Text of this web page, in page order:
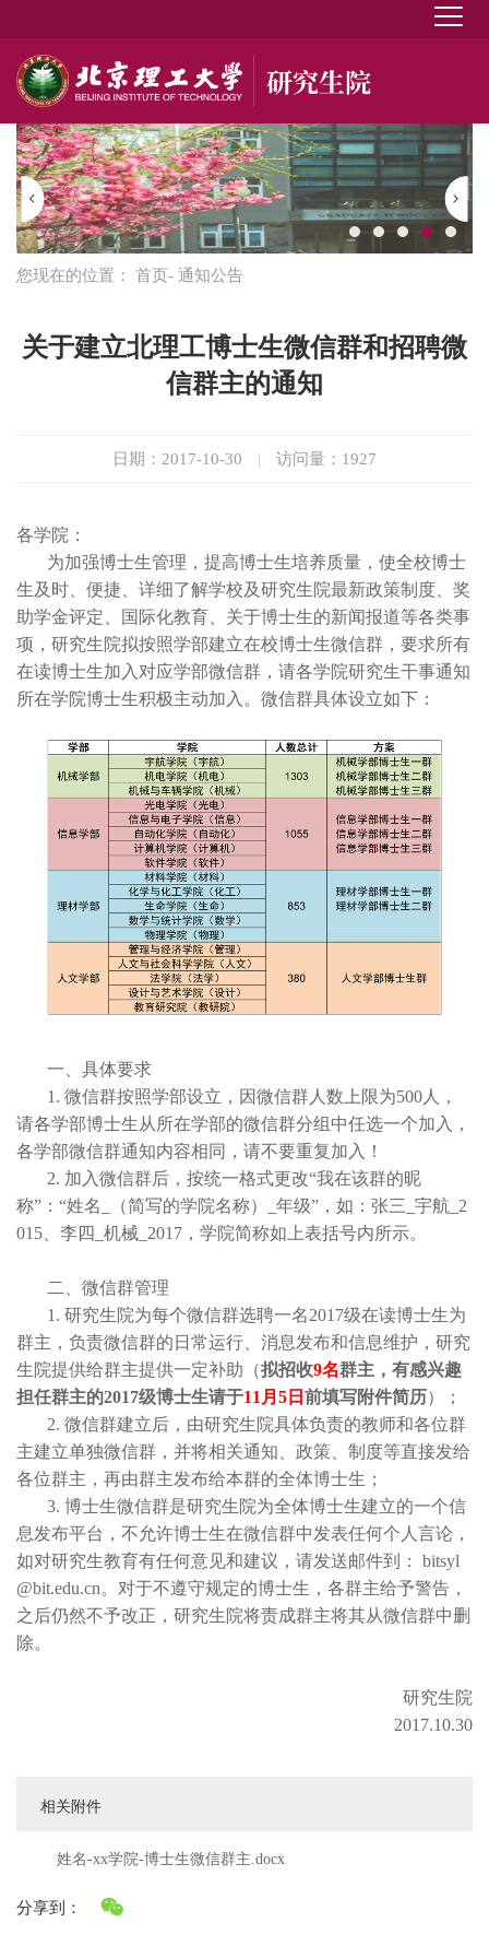
您现在的位置： 首页- 通知公告
关于建立北理工博士生微信群和招聘微
信群主的通知
日期：2017-10-30 | 访问量： 1927
各学院：
为加强博士生管理，提高博士生培养质量，使全校博士
生及时、便捷、详细了解学校及研究生院最新政策制度、奖
助学金评定、国际化教育、关于博士生的新闻报道等各类事
项，研究生院拟按照学部建立在校博士生微信群，要求所有
在读博士生加入对应学部微信群，请各学院研究生干事通知
所在学院博士生积极主动加入。微信群具体设立如下：
一、具体要求
1. 微信群按照学部设立，因微信群人数上限为500人，
请各学部博士生从所在学部的微信群分组中任选一个加入，
各学部微信群通知内容相同，请不要重复加入！
2. 加入微信群后，按统一格式更改“我在该群的昵
称”：“姓名_（简写的学院名称）_年级”，如：张三_宇航_2
015、李四_机械_2017，学院简称如上表括号内所示。
二、微信群管理
1. 研究生院为每个微信群选聘一名2017级在读博士生为
群主，负责微信群的日常运行、消息发布和信息维护，研究
生院提供给群主提供一定补助（拟招收9名群主，有感兴趣
担任群主的2017级博士生请于11月5日 前填写附件简历）；
2. 微信群建立后，由研究生院具体负责的教师和各位群
主建立单独微信群，并将相关通知、政策、制度等直接发给
各位群主，再由群主发布给本群的全体博士生；
3. 博士生微信群是研究生院为全体博士生建立的一个信
息发布平台，不允许博士生在微信群中发表任何个人言论，
如对研究生教育有任何意见和建议，请发送邮件到： bitsyl
@bit.edu.cn。对于不遵守规定的博士生，各群主给予警告，
之后仍然不予改正，研究生院将责成群主将其从微信群中删
除。
研究生院
2017.10.30
相关附件
姓名-xx学院-博士生微信群主.docx
分享到：